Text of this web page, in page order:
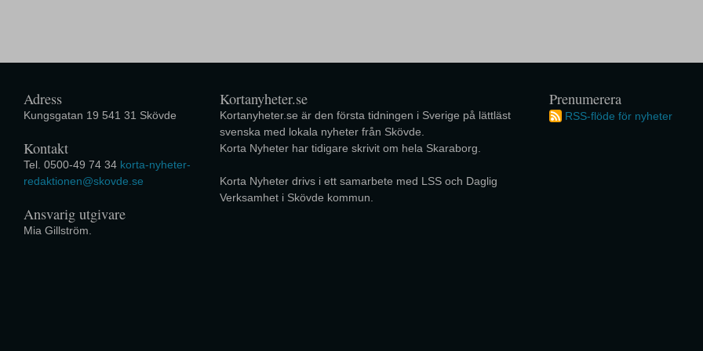
Adress
Kungsgatan 19 541 31 Skövde
Kontakt
Tel. 0500-49 74 34 korta-nyheter-
redaktionen@skovde.se
Ansvarig utgivare
Mia Gillström.
Kortanyheter.se
Kortanyheter.se är den första tidningen i Sverige på lättläst
svenska med lokala nyheter från Skövde.
Korta Nyheter har tidigare skrivit om hela Skaraborg.
Korta Nyheter drivs i ett samarbete med LSS och Daglig
Verksamhet i Skövde kommun.
Prenumerera
RSS-flöde för nyheter